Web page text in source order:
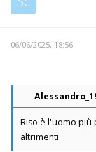
06/06/2025, 18:56
Riso è l'uomo più
altrimenti